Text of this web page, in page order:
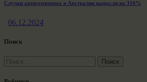
Случаи антисемитизма в Австралии выросли на 316%
06.12.2024
Поиск
Найти: